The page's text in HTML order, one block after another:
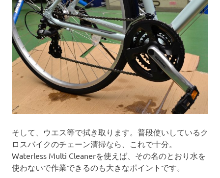
そして、ウエス等で拭き取ります。普段使いしているク
ロスバイクのチェーン清掃なら、これで十分。
Waterless Multi Cleanerを使えば、その名のとおり水を
使わないで作業できるのも大きなポイントです。